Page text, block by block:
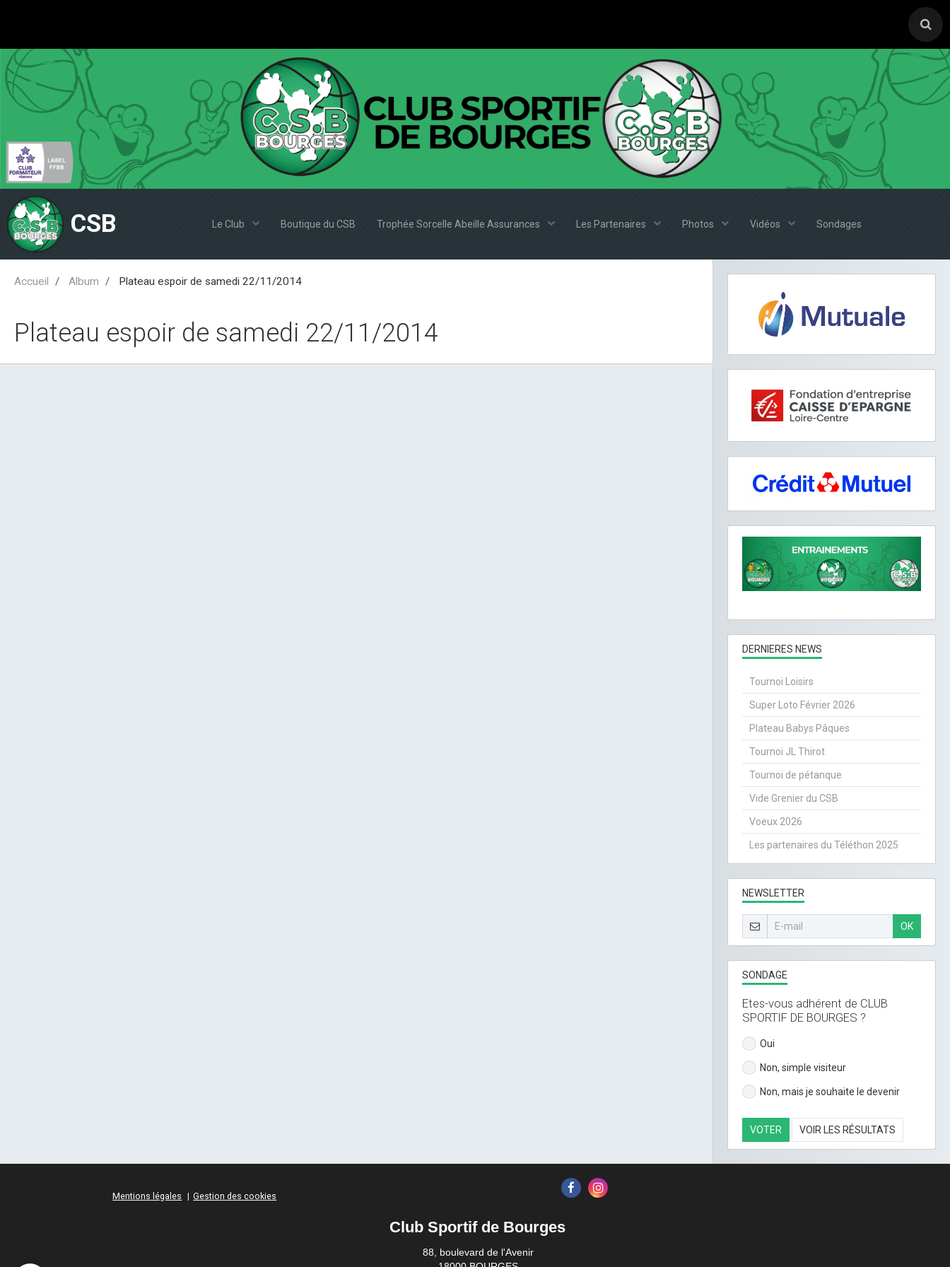
CSB Le Club Boutique du CSB Trophée Sorcelle Abeille Assurances Les Partenaires Photos Vidéos Sondages
Accueil Album Plateau espoir de samedi 22/11/2014
Plateau espoir de samedi 22/11/2014
DERNIERES NEWS
Tournoi Loisirs
Super Loto Février 2026
Plateau Babys Pâques
Tournoi JL Thirot
Tournoi de pétanque
Vide Grenier du CSB
Voeux 2026
Les partenaires du Téléthon 2025
NEWSLETTER
OK
SONDAGE
Etes-vous adhérent de CLUB
SPORTIF DE BOURGES ?
Oui
Non, simple visiteur
Non, mais je souhaite le devenir
VOTER VOIR LES RÉSULTATS
Mentions légales Gestion des cookies
Club Sportif de Bourges
88, boulevard de l'Avenir